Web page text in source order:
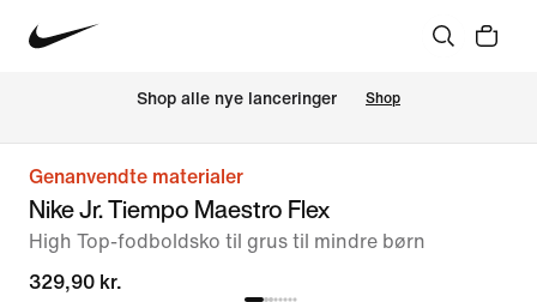
Shop alle nye lanceringer Shop
Genanvendte materialer
Nike Jr. Tiempo Maestro Flex
High Top-fodboldsko til grus til mindre børn
329,90 kr.